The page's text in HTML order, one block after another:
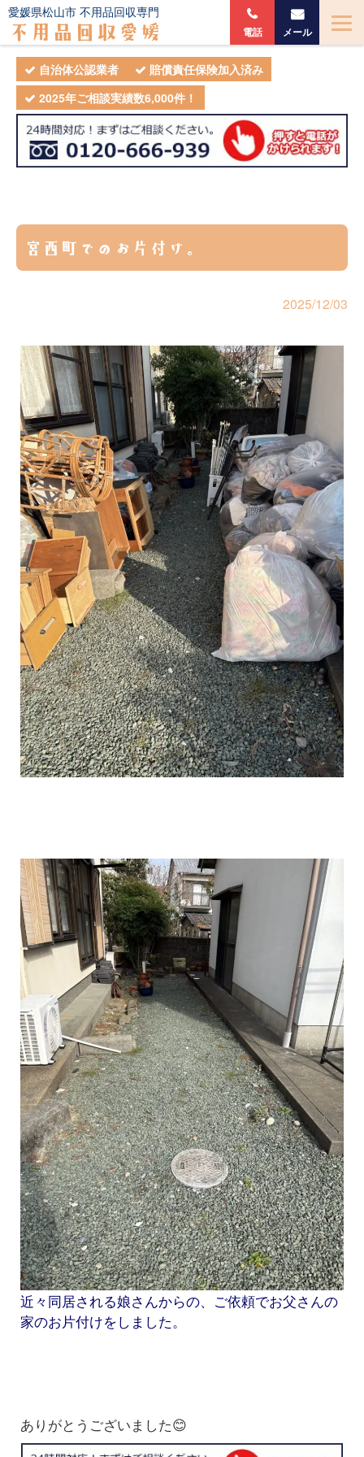
自治体公認業者
賠償責任保険加入済み
2025年ご相談実績数6,000件！
愛媛県松山市 不用品回収専門
不用品回収愛媛 電話 メール
宮西町でのお片付け。
2025/12/03
近々同居される娘さんからの、ご依頼でお父さんの
家のお片付けをしました。
ありがとうございました😊